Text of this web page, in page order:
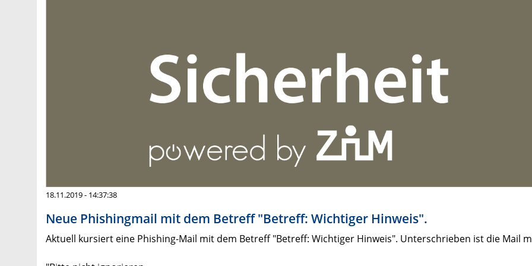
18.11.2019 - 14:37:38
Neue Phishingmail mit dem Betreff "Betreff: Wichtiger Hinweis".
Aktuell kursiert eine Phishing-Mail mit dem Betreff "Betreff: Wichtiger Hinweis". Unterschrieben ist die Mail